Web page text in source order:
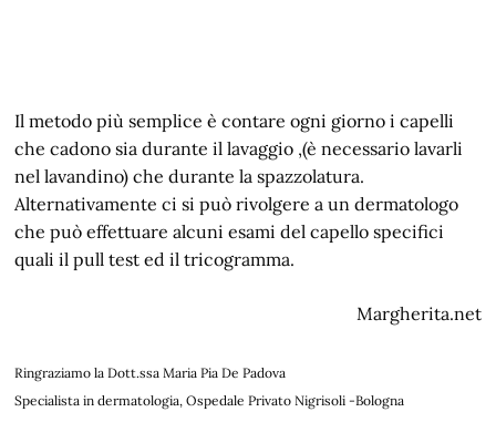
Il metodo più semplice è contare ogni giorno i capelli
che cadono sia durante il lavaggio ,(è necessario lavarli
nel lavandino) che durante la spazzolatura.
Alternativamente ci si può rivolgere a un dermatologo
che può effettuare alcuni esami del capello specifici
quali il pull test ed il tricogramma.
Margherita.net
Ringraziamo la Dott.ssa Maria Pia De Padova
Specialista in dermatologia, Ospedale Privato Nigrisoli -Bologna